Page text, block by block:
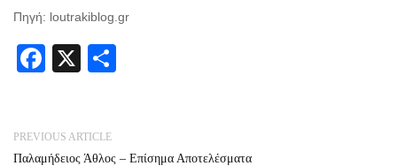
Πηγή: loutrakiblog.gr
Facebook
X
PREVIOUS ARTICLE
Παλαμήδειος Άθλος – Επίσημα Αποτελέσματα